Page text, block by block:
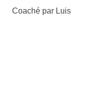
Coaché par Luis